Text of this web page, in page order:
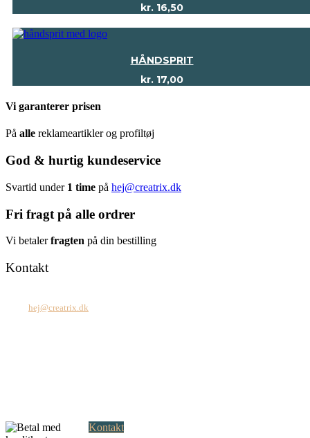
kr. 16,50
HÅNDSPRIT
kr. 17,00
Vi garanterer prisen
På alle reklameartikler og profiltøj
God & hurtig kundeservice
Svartid under 1 time på hej@creatrix.dk
Fri fragt på alle ordrer
Vi betalerfragten på din bestilling
Kontakt
hej@creatrix.dk
Kontakt